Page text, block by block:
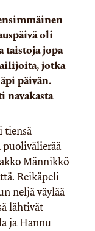
oli
taistoja jopa
jotka
päivän.
navakasta
tiensä
puolivälierää
Männikkö
Reikäpeli
neljä väylää
lähtivät
ja Hannu